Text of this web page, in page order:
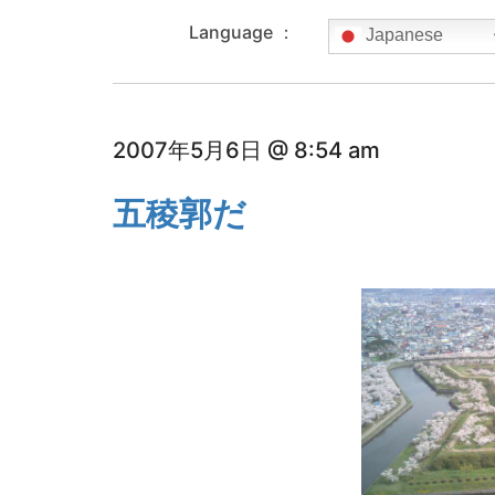
Language ： Japanese
2007年5月6日 @ 8:54 am
五稜郭だ